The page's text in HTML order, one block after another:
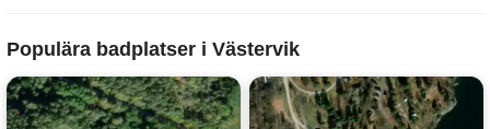
Populära badplatser i Västervik